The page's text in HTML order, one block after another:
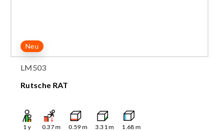
Neu
LM503
Rutsche RAT
1 y 0.37m 0.59 m 3.31m 1.68 m